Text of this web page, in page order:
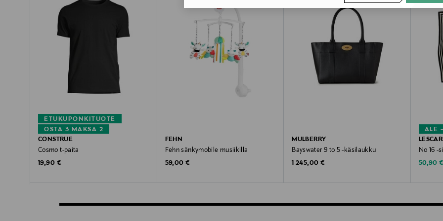
OSTA 3 MAKSA 2
ETUKUPONKITUOTE
CONSTRUE
Cosmo t-paita
Original Price
19,90 €
FEHN
Fehn sänkymobile musiikilla
Original Price
59,00 €
MULBERRY
Bayswater 9 to 5 -käsilaukku
Original Price
1 245,00 €
ALE
No 16 -
50,90 €